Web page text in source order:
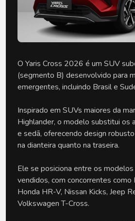
O Yaris Cross 2026 é um SUV
(segmento B) desenvolvido para
emergentes, incluindo Brasil e
Inspirado em SUVs maiores da
Highlander, o modelo substitui os
e sedã, oferecendo design
na dianteira quanto na traseira.
Ele se posiciona entre os
vendidos, com concorrentes como
Honda HR-V, Nissan Kicks, Jeep
Volkswagen T-Cross.